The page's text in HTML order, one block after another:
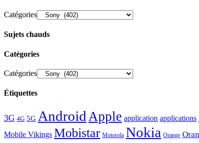
Catégories
Sujets chauds
Catégories
Catégories
Étiquettes
3G 4G 5G AndroidApple application applications
Mobile Vikings Mobistar Motorola Nokia Orange